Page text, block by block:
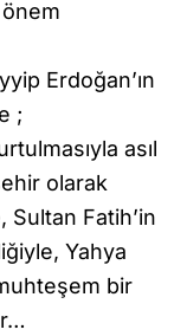
Erdoğan’ın
;
asıl
olarak
Sultan Fatih’in
Yahya
bir